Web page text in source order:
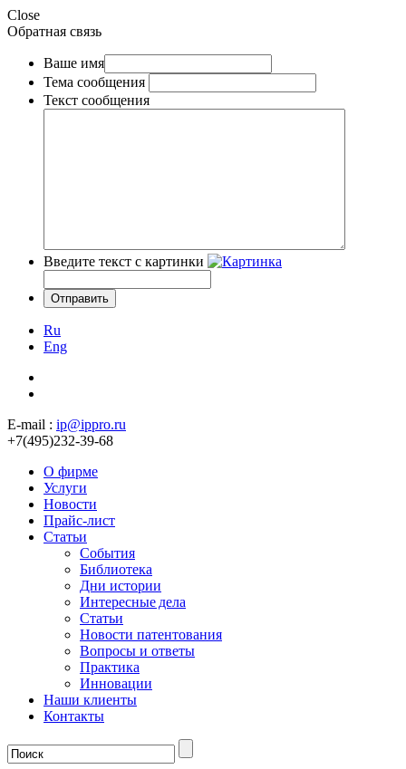
Close
Обратная связь
Ваше имя
Тема сообщения
Текст сообщения
Введите текст с картинки
Ru
Eng
E-mail : ip@ippro.ru
+7(495)232-39-68
О фирме
Услуги
Новости
Прайс-лист
Статьи
События
Библиотека
Дни истории
Интересные дела
Статьи
Новости патентования
Вопросы и ответы
Практика
Инновации
Наши клиенты
Контакты